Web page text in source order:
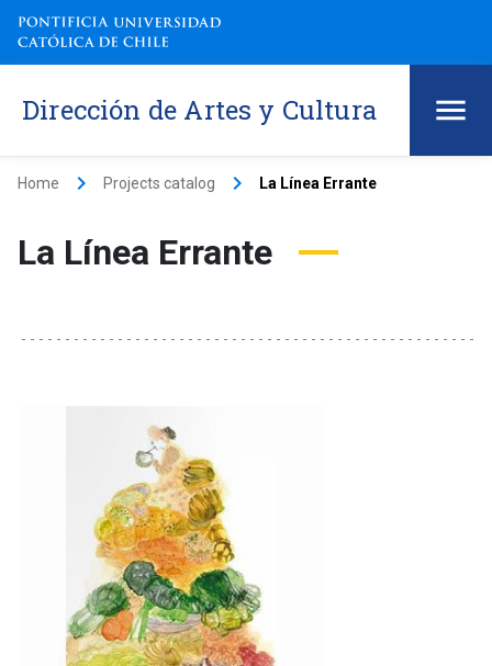
Dirección de Artes y Cultura
Home keyboard_arrow_right Projects catalog keyboard_arrow_right La Línea Errante
La Línea Errante